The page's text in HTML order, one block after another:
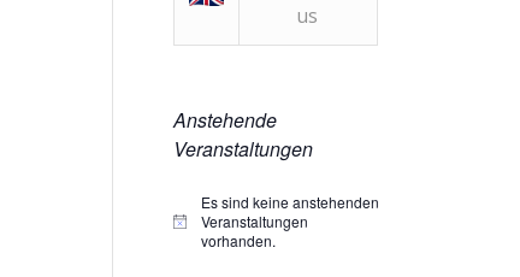
us
Anstehende
Veranstaltungen
Hinweis
Es sind keine anstehenden
Veranstaltungen
vorhanden.